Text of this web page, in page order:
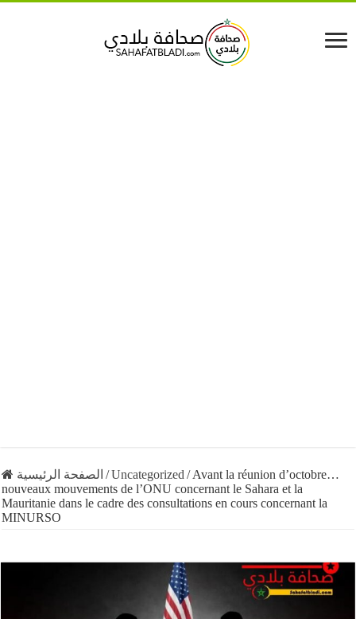
الصفحة الرئيسية /Uncategorized / Avant la réunion d’octobre…
nouveaux mouvements de l’ONU concernant le Sahara et la
Mauritanie dans le cadre des consultations en cours concernant la
MINURSO